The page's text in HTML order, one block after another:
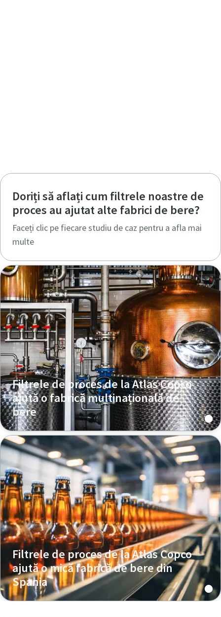
Doriți să aflați cum filtrele noastre de
proces au ajutat alte fabrici de bere?
Faceți clic pe fiecare studiu de caz pentru a afla mai
multe
Filtrele de proces de la Atlas Copco
ajută o fabrică multinațională de
bere
Filtrele de proces de la Atlas Copco
ajută o mică fabrică de bere din
Spania